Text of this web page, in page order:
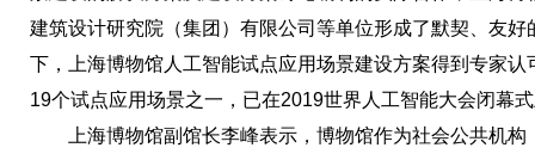
建筑设计研究院（集团）有限公司等单位形成了默契、友
下，上海博物馆人工智能试点应用场景建设方案得到专家
19个试点应用场景之一，已在2019世界人工智能大会闭幕
上海博物馆副馆长李峰表示，博物馆作为社会公共机构